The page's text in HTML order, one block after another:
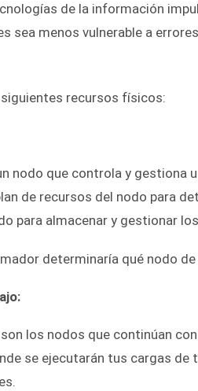
de la información
sea menos vulnerable a
recursos físicos:
nodo que controla y gestiona
de recursos del nodo para
para almacenar y gestionar
determinaría qué nodo
los nodos que continúan
se ejecutarán tus cargas